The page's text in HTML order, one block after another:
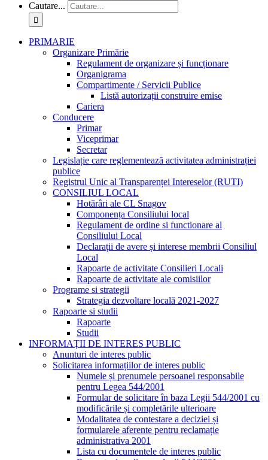
Cautare...
PRIMARIE
Organizare Primărie
Regulament de organizare și funcționare
Organigrama
Compartimente / Servicii Publice
Listă autorizații construire emise
Cariera
Conducere
Primar
Viceprimar
Secretar
Legislație care reglementează activitatea administrației
publice
Registrul Unic al Transparenței Intereselor (RUTI)
CONSILIUL LOCAL
Hotărâri ale CL Snagov
Componența Consiliului local
Regulament de ordine si functionare al
Consiliului Local
Declarații de avere și interese membrii Consiliul
Local
Rapoarte de activitate Consilieri Locali
Rapoarte de activitate ale comisiilor
Programe si strategii
Strategia dezvoltare locală 2021-2027
Rapoarte si studii
Rapoarte
Studii
INFORMAȚII DE INTERES PUBLIC
Anunturi de interes public
Solicitarea informațiilor de interes public
Numele și prenumele persoanei responsabile
pentru Legea 544/2001
Formular de solicitare în baza Legii 544/2001 cu
modificările și completările ulterioare
Modalitatea de contestare a deciziei și
formularele aferente pentru reclamație
administrativa 2001
Lista cu documentele de interes public